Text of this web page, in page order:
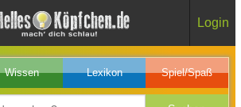
Login
Wissen Lexikon Spiel/Spaß